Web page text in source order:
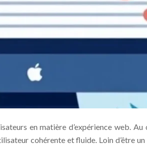
en matière d’expérience web.
cohérente et fluide. Loin d’être